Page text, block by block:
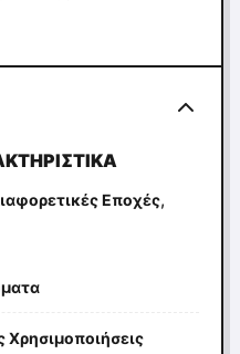
Εποχές,
Χρησιμοποιήσεις